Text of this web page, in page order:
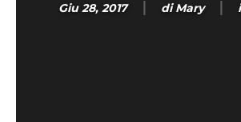
Giu 28, 2017 di Mary